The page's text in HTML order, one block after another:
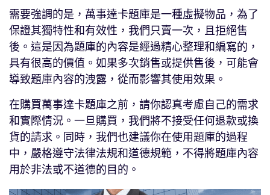
需要強調的是，萬事達卡題庫是一種虛擬物品，為了
保證其獨特性和有效性，我們只賣一次，且拒絕售
後。這是因為題庫的內容是經過精心整理和編寫的，
具有很高的價值。如果多次銷售或提供售後，可能會
導致題庫內容的洩露，從而影響其使用效果。
在購買萬事達卡題庫之前，請你認真考慮自己的需求
和實際情況。一旦購買，我們將不接受任何退款或換
貨的請求。同時，我們也建議你在使用題庫的過程
中，嚴格遵守法律法規和道德規範，不得將題庫內容
用於非法或不道德的目的。